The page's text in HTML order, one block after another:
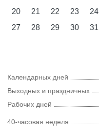
20
21 22 23 24
27
28 29 30 31
Календарных дней
Выходных и праздничных
Рабочих дней
40-часовая неделя